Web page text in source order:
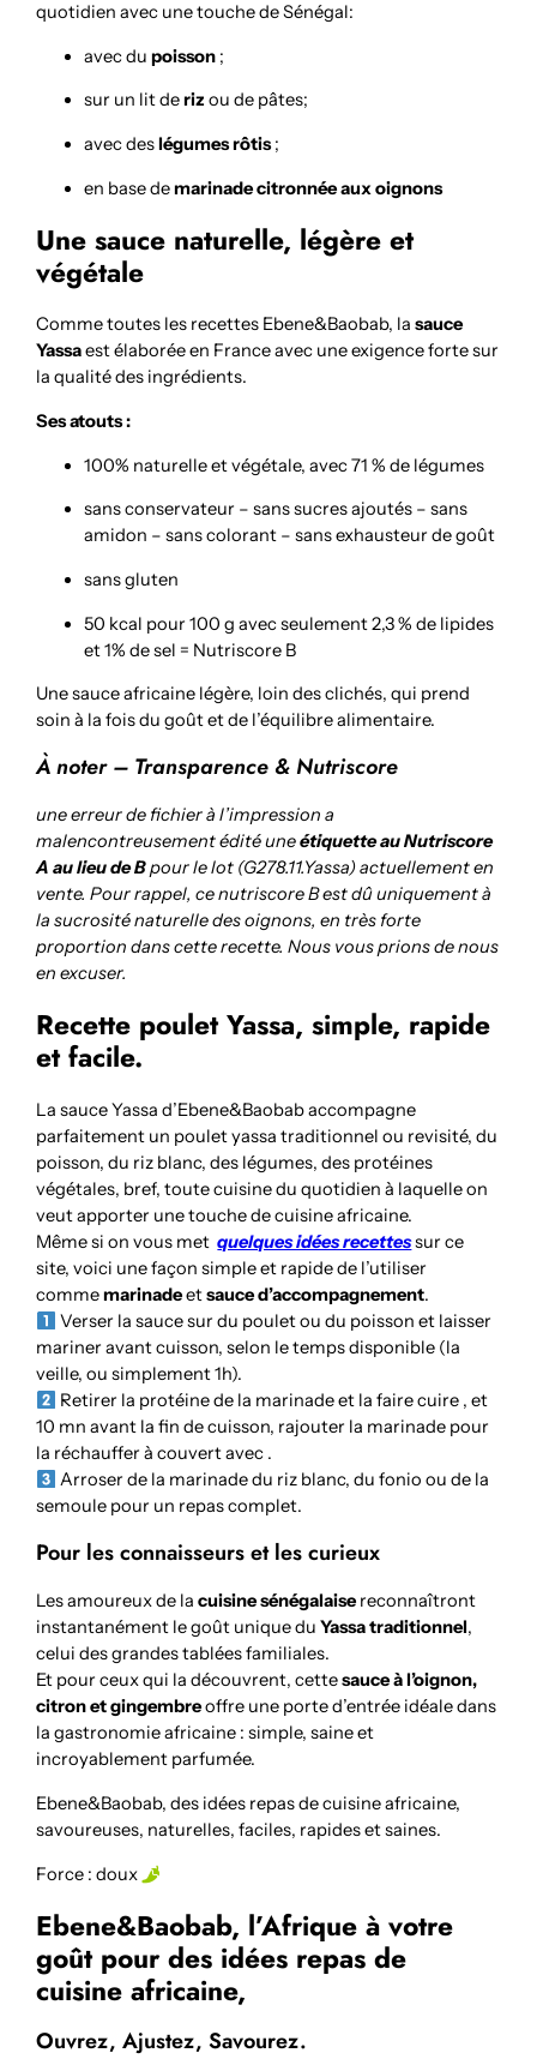
quotidien avec une touche de Sénégal:
avec dupoisson ;
sur un lit deriz ou de pâtes;
avec deslégumes rôtis;
en base demarinade citronnée aux oignons
Une sauce naturelle, légère et
végétale
Comme toutes les recettes Ebene&Baobab, lasauce
Yassaest élaborée en France avec une exigence forte sur
la qualité des ingrédients.
Ses atouts :
100% naturelle et végétale, avec 71 % de légumes
sans conservateur – sans sucres ajoutés – sans
amidon – sans colorant – sans exhausteur de goût
sans gluten
50 kcal pour 100 g avec seulement 2,3 % de lipides
et 1% de sel = Nutriscore B
Une sauce africaine légère, loin des clichés, qui prend
soin à la fois du goût et de l’équilibre alimentaire.
À noter – Transparence & Nutriscore
une erreur de fichier à l’impression a
malencontreusement édité uneétiquette au Nutriscore
A au lieu de Bpour le lot (G278.11.Yassa) actuellement en
vente. Pour rappel, ce nutriscore B est dû uniquement à
la sucrosité naturelle des oignons, en très forte
proportion dans cette recette. Nous vous prions de nous
en excuser.
Recette poulet Yassa, simple, rapide
et facile.
La sauce Yassa d’Ebene&Baobab accompagne
parfaitement un poulet yassa traditionnel ou revisité, du
poisson, du riz blanc, des légumes, des protéines
végétales, bref, toute cuisine du quotidien à laquelle on
veut apporter une touche de cuisine africaine.
Même si on vous met quelques idées recettessur ce
site, voici une façon simple et rapide de l’utiliser
commemarinadeetsauce d’accompagnement.
Verser la sauce sur du poulet ou du poisson et laisser
mariner avant cuisson, selon le temps disponible (la
veille, ou simplement 1h).
Retirer la protéine de la marinade et la faire cuire , et
10 mn avant la fin de cuisson, rajouter la marinade pour
la réchauffer à couvert avec .
Arroser de la marinade du riz blanc, du fonio ou de la
semoule pour un repas complet.
Pour les connaisseurs et les curieux
Les amoureux de lacuisine sénégalaisereconnaîtront
instantanément le goût unique duYassa traditionnel,
celui des grandes tablées familiales.
Et pour ceux qui la découvrent, cettesauce à l’oignon,
citron et gingembreoffre une porte d’entrée idéale dans
la gastronomie africaine : simple, saine et
incroyablement parfumée.
Ebene&Baobab, des idées repas de cuisine africaine,
savoureuses, naturelles, faciles, rapides et saines.
Force : doux
Ebene&Baobab, l’Afrique à votre
goût pour des idées repas de
cuisine africaine,
Ouvrez, Ajustez, Savourez.